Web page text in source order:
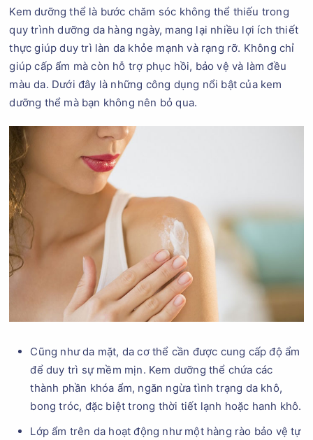
Kem dưỡng thể là bước chăm sóc không thể thiếu trong
quy trình dưỡng da hàng ngày, mang lại nhiều lợi ích thiết
thực giúp duy trì làn da khỏe mạnh và rạng rỡ. Không chỉ
giúp cấp ẩm mà còn hỗ trợ phục hồi, bảo vệ và làm đều
màu da. Dưới đây là những công dụng nổi bật của kem
dưỡng thể mà bạn không nên bỏ qua.
Cũng như da mặt, da cơ thể cần được cung cấp độ ẩm
để duy trì sự mềm mịn. Kem dưỡng thể chứa các
thành phần khóa ẩm, ngăn ngừa tình trạng da khô,
bong tróc, đặc biệt trong thời tiết lạnh hoặc hanh khô.
Lớp ẩm trên da hoạt động như một hàng rào bảo vệ tự